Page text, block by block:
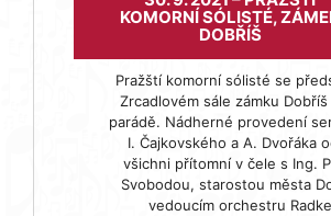
KOMORNÍ SÓLISTÉ,
DOBŘÍŠ
Pražští komorní sólisté se
Zrcadlovém sále zámku
parádě. Nádherné provedení
I. Čajkovského a A. Dvořáka
všichni přítomní v čele s Ing.
Svobodou, starostou města
vedoucím orchestru